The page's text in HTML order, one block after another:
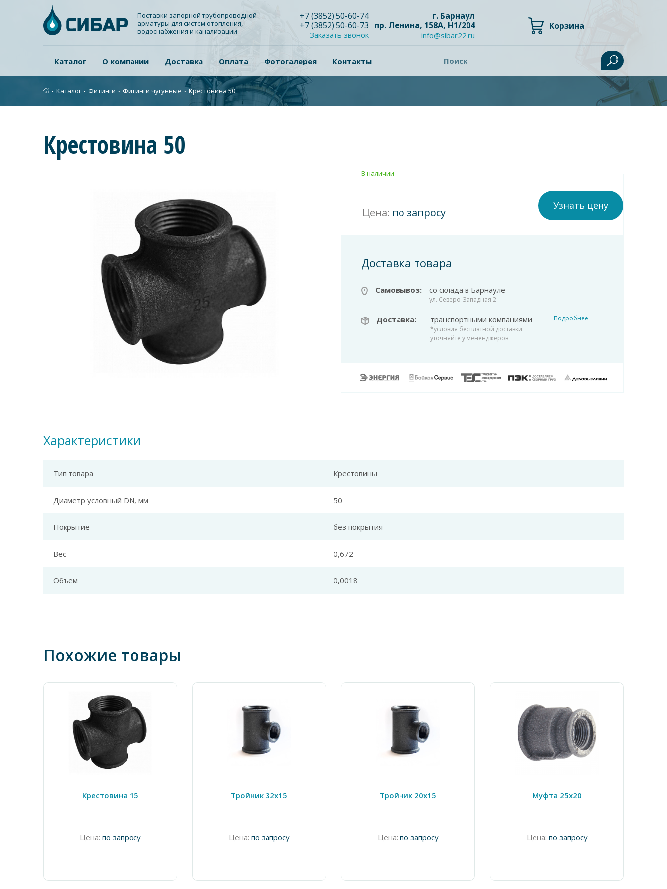
Поставки запорной трубопроводной
арматуры для систем отопления,
водоснабжения и канализации
+7(3852) 50-60-74
+7(3852) 50-60-73
Заказать звонок
г. Барнаул
пр. Ленина, 158А, Н1/204
info@sibar22.ru
Корзина
Каталог О компании Доставка Оплата Фотогалерея Контакты Поиск
∙ Каталог ∙ Фитинги ∙ Фитинги чугунные ∙ Крестовина 50
Крестовина 50
В наличии
Цена: по запросу
Узнать цену
Доставка товара
Самовывоз: со склада в Барнауле
ул. Северо-Западная 2
Доставка: транспортными компаниями
*условия бесплатной доставки
уточняйте у мененджеров
Подробнее
Характеристики
Тип товара Крестовины
Диаметр условный DN, мм 50
Покрытие без покрытия
Вес 0,672
Объем 0,0018
Похожие товары
Крестовина 15
Цена: по запросу
Тройник 32х15
Цена: по запросу
Тройник 20х15
Цена: по запросу
Муфта 25х20
Цена: по запросу